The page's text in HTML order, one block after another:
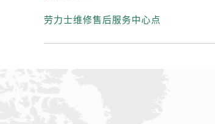
辽宁省铁岭市银州区南
辽宁省营口市站前区市
北京市东城区东长安
劳力士维修售后服务中心点